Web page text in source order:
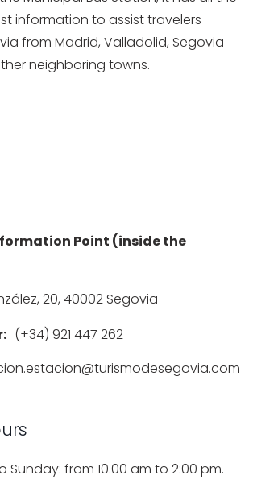
information to assist travelers
from Madrid, Valladolid, Segovia
neighboring towns.
Point (inside the
20, 40002 Segovia
(+34) 921 447 262
Sunday: from 10.00 am to 2:00 pm.